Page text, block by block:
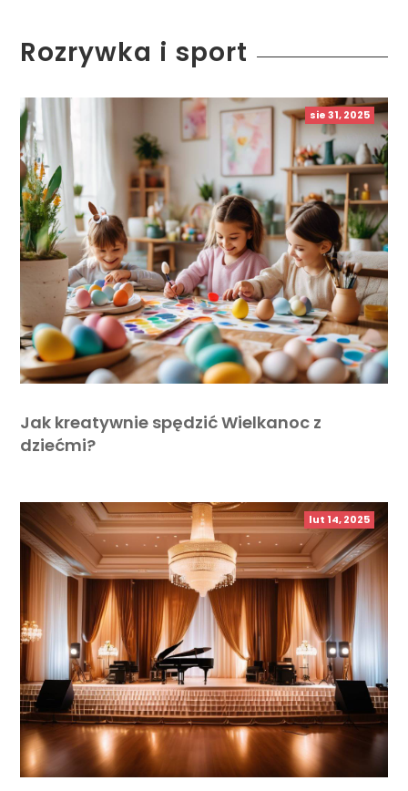
Rozrywka i sport
sie 31, 2025
Jak kreatywnie spędzić Wielkanoc z
dziećmi?
lut 14, 2025